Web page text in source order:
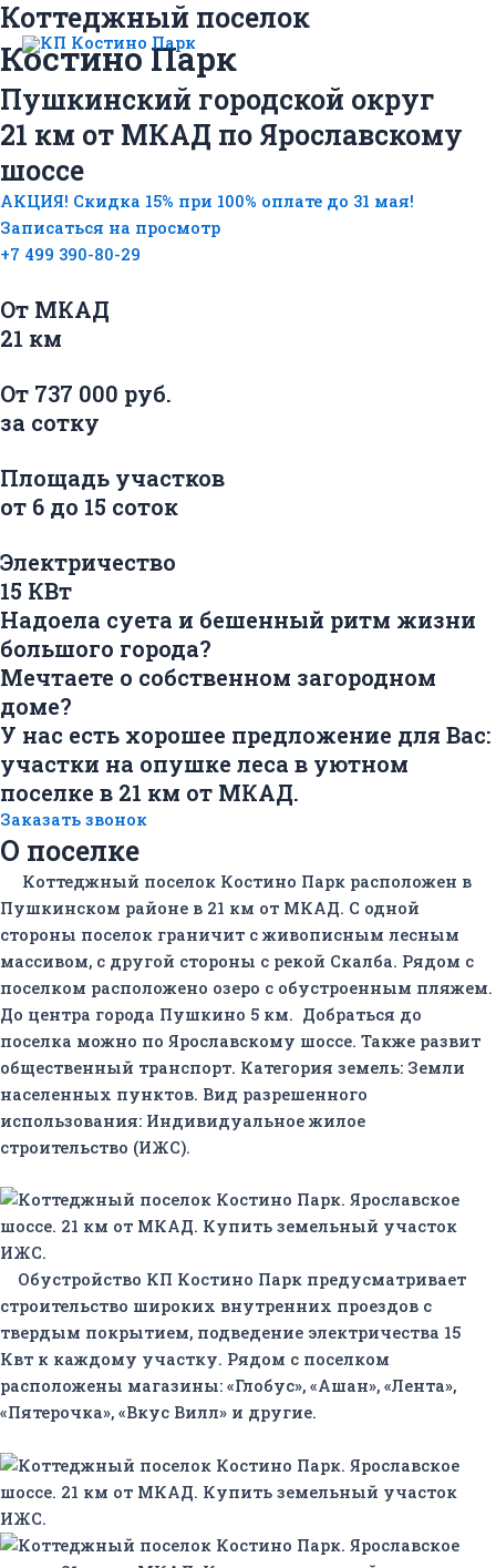
Перейти
содержимому
Коттеджный поселок
Костино Парк
Пушкинский городской округ
21 км от МКАД по Ярославскому
шоссе
АКЦИЯ! Скидка 15% при 100% оплате до 31 мая!
Записаться на просмотр
+7 499 390-80-29
От МКАД
21 км
От 737 000 руб.
за сотку
Площадь участков
от 6 до 15 соток
Электричество
15 КВт
Надоела суета и бешенный ритм жизни
большого города?
Мечтаете о собственном загородном
доме?
У нас есть хорошее предложение для Вас:
участки на опушке леса в уютном
поселке в 21 км от МКАД.
Заказать звонок
О поселке
Коттеджный поселок Костино Парк расположен в
Пушкинском районе в 21 км от МКАД. С одной
стороны поселок граничит с живописным лесным
массивом, с другой стороны с рекой Скалба. Рядом с
поселком расположено озеро с обустроенным пляжем.
До центра города Пушкино 5 км. Добраться до
поселка можно по Ярославскому шоссе. Также развит
общественный транспорт. Категория земель: Земли
населенных пунктов. Вид разрешенного
использования: Индивидуальное жилое
строительство (ИЖС).
Обустройство КП Костино Парк предусматривает
строительство широких внутренних проездов с
твердым покрытием, подведение электричества 15
Квт к каждому участку. Рядом с поселком
расположены магазины: «Глобус», «Ашан», «Лента»,
«Пятерочка», «Вкус Вилл» и другие.